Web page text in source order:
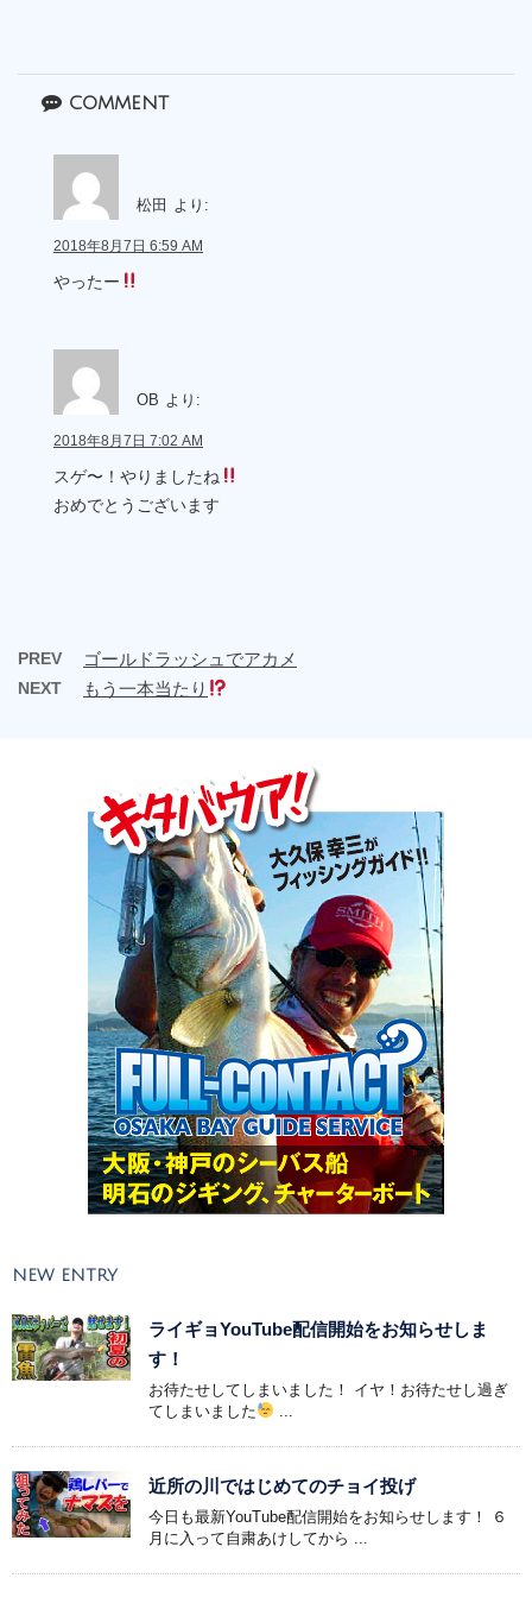
comment
松田 より:
2018年8月7日 6:59 AM
やったー
OB より:
2018年8月7日 7:02 AM
スゲ〜！やりましたね
おめでとうございます
PREV ゴールドラッシュでアカメ
NEXT もう一本当たり
NEW ENTRY
ライギョYouTube配信開始をお知らせしま
す！
お待たせしてしまいました！ イヤ！お待たせし過ぎ
てしまいました
近所の川ではじめてのチョイ投げ
今日も最新YouTube配信開始をお知らせします！ ６
月に入って自粛あけしてから ...